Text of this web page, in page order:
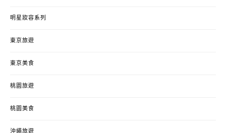
明星妝容系列
東京旅遊
東京美食
桃園旅遊
桃園美食